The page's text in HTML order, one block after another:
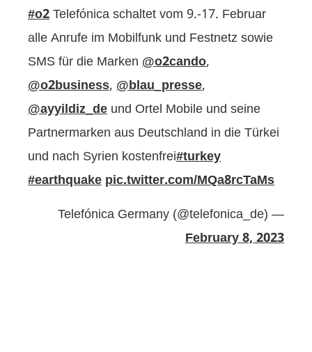
#o2Telefónica schaltet vom 9.-17. Februar
alle Anrufe im Mobilfunk und Festnetz sowie
SMS für die Marken@o2cando,
@o2business,@blau_presse,
@ayyildiz_deund Ortel Mobile und seine
Partnermarken aus Deutschland in die Türkei
und nach Syrien kostenfrei#turkey
#earthquakepic.twitter.com/MQa8rcTaMs
— Telefónica Germany (@telefonica_de)
February 8, 2023